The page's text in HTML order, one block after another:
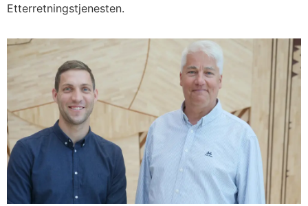
Etterretningstjenesten.